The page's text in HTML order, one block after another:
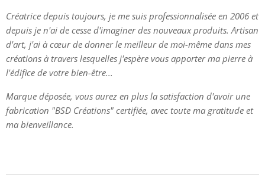
Créatrice depuis toujours, je me suis professionnalisée en 2006 et
depuis je n'ai de cesse d'imaginer des nouveaux produits. Artisan
d'art, j'ai à cœur de donner le meilleur de moi-même dans mes
créations à travers lesquelles j'espère vous apporter ma pierre à
l'édifice de votre bien-être...
Marque déposée, vous aurez en plus la satisfaction d'avoir une
fabrication "BSD Créations" certifiée, avec toute ma gratitude et
ma bienveillance.